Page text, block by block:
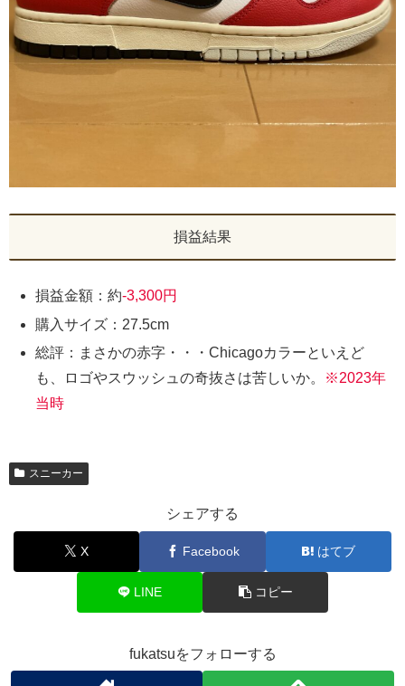
損益結果
損益金額：約-3,300円
購入サイズ：27.5cm
総評：まさかの赤字・・・Chicagoカラーといえど
も、ロゴやスウッシュの奇抜さは苦しいか。
※2023年
当時
スニーカー
シェアする
X Facebook はてブ
LINE コピー
fukatsuをフォローする